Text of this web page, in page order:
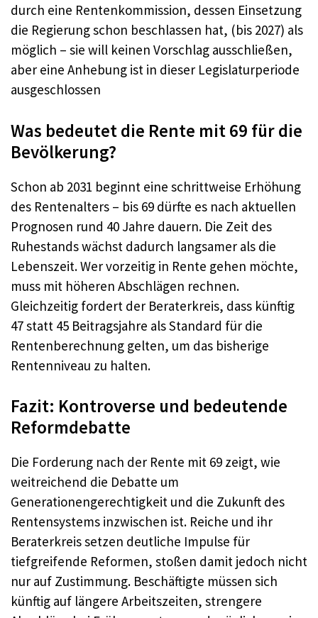
durch eine Rentenkommission, dessen Einsetzung
die Regierung schon beschlassen hat, (bis 2027) als
möglich – sie will keinen Vorschlag ausschließen,
aber eine Anhebung ist in dieser Legislaturperiode
ausgeschlossen
Was bedeutet die Rente mit 69 für die
Bevölkerung?
Schon ab 2031 beginnt eine schrittweise Erhöhung
des Rentenalters – bis 69 dürfte es nach aktuellen
Prognosen rund 40 Jahre dauern. Die Zeit des
Ruhestands wächst dadurch langsamer als die
Lebenszeit. Wer vorzeitig in Rente gehen möchte,
muss mit höheren Abschlägen rechnen.
Gleichzeitig fordert der Beraterkreis, dass künftig
47 statt 45 Beitragsjahre als Standard für die
Rentenberechnung gelten, um das bisherige
Rentenniveau zu halten.
Fazit: Kontroverse und bedeutende
Reformdebatte
Die Forderung nach der Rente mit 69 zeigt, wie
weitreichend die Debatte um
Generationengerechtigkeit und die Zukunft des
Rentensystems inzwischen ist. Reiche und ihr
Beraterkreis setzen deutliche Impulse für
tiefgreifende Reformen, stoßen damit jedoch nicht
nur auf Zustimmung. Beschäftigte müssen sich
künftig auf längere Arbeitszeiten, strengere